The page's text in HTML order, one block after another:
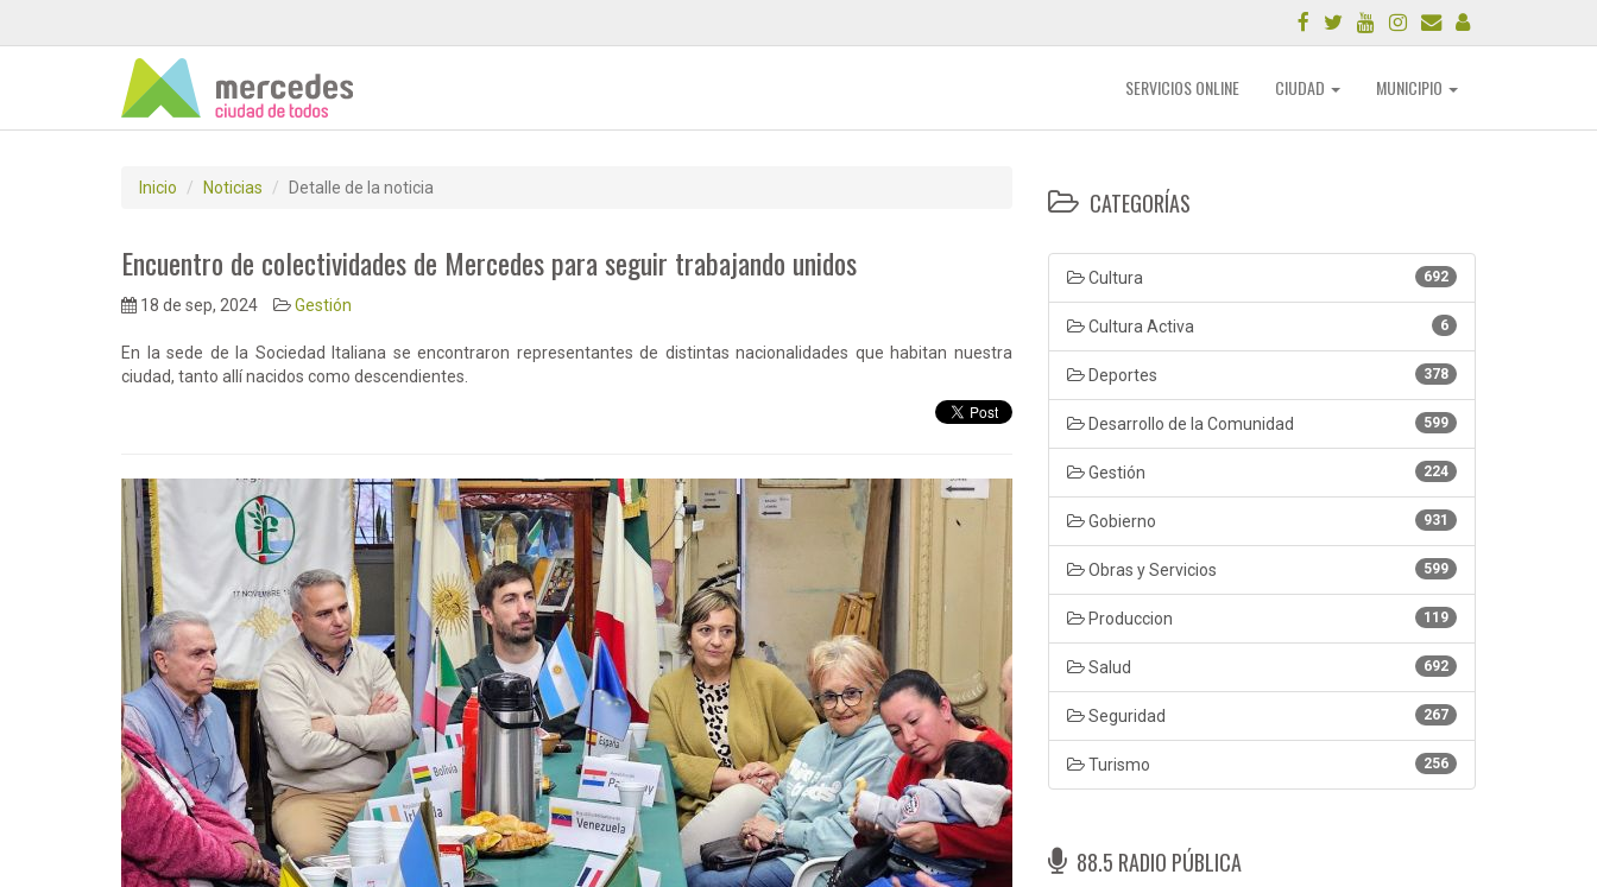
SERVICIOS ONLINE CIUDAD MUNICIPIO
Inicio Noticias Detalle de la noticia
Encuentro de colectividades de Mercedes para seguir trabajando unidos
18 de sep, 2024 Gestión
En la sede de la Sociedad Italiana se encontraron representantes de distintas nacionalidades que habitan nuestra
ciudad, tanto allí nacidos como descendientes.
CATEGORÍAS
692
Cultura
6
Cultura Activa
378
Deportes
599
Desarrollo de la Comunidad
224
Gestión
931
Gobierno
599
Obras y Servicios
119
Produccion
692
Salud
267
Seguridad
256
Turismo
88.5 RADIO PÚBLICA